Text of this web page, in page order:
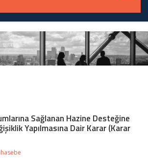
Sağlanan Hazine Desteğine
Yapılmasına Dair Karar (Karar